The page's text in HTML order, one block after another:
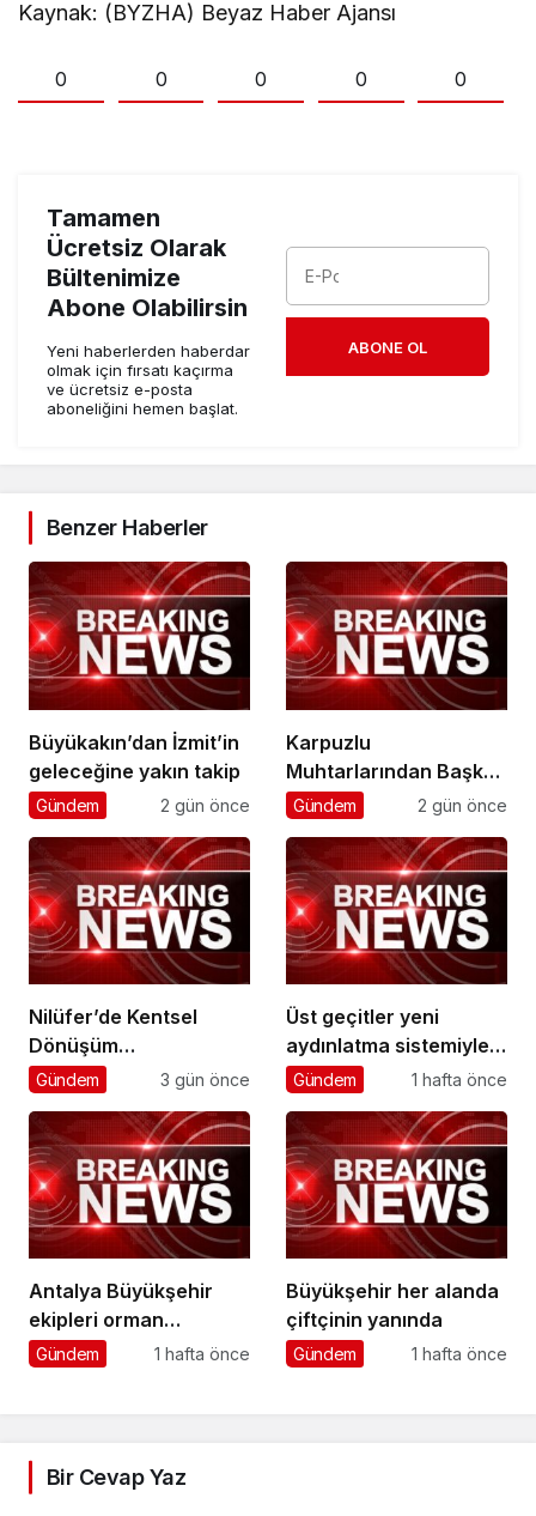
Kaynak: (BYZHA) Beyaz Haber Ajansı
0 0 0 0 0
Tamamen
Ücretsiz Olarak
Bültenimize
Abone Olabilirsin
Yeni haberlerden haberdar
olmak için fırsatı kaçırma
ve ücretsiz e-posta
aboneliğini hemen başlat.
ABONE OL
Benzer Haberler
Büyükakın’dan İzmit’in
geleceğine yakın takip
Gündem 2 gün önce
Karpuzlu
Muhtarlarından Başkan
Çerçioğlu’na Hizmet
Gündem 2 gün önce
Nilüfer’de Kentsel
Dönüşüm
Koordinasyon
Gündem 3 gün önce
Üst geçitler yeni
aydınlatma sistemiyle
daha güvenli
Gündem 1 hafta önce
Antalya Büyükşehir
ekipleri orman
yangınlarını söndürme
Gündem 1 hafta önce
Büyükşehir her alanda
çiftçinin yanında
Gündem 1 hafta önce
Bir Cevap Yaz